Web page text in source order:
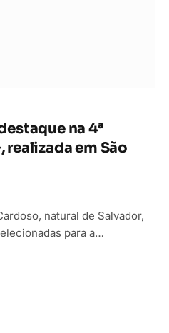
na 4ª
realizada em São
natural de Salvador,
para a…